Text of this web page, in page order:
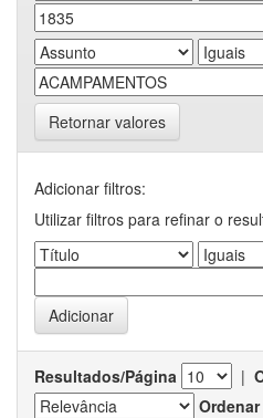
Retornar valores
Adicionar filtros:
Utilizar filtros para refinar o
Resultados/Página |
Ordenar